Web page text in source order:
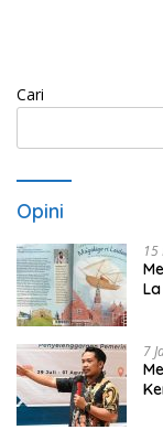
Cari
Opini
15
7